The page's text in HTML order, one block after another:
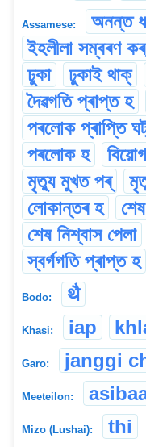
Assamese:
অনন্ত
ইহলীলা সম্বৰণ কৰ্
ঢুকা
ঢুকাই থাক্
দৈৱগতি প্ৰাপ্ত হ
পৰলোক প্ৰাপ্তি
পৰলোক হ
মৃত্যু মুখত পৰ্
লোকান্তৰ হ
শেষ নিশ্বাস পেলা
স্বৰ্গগতি প্ৰাপ্ত হ
Bodo: थै
Khasi: iap
Garo: janggi
Meeteilon:
Mizo (Lushai): thi